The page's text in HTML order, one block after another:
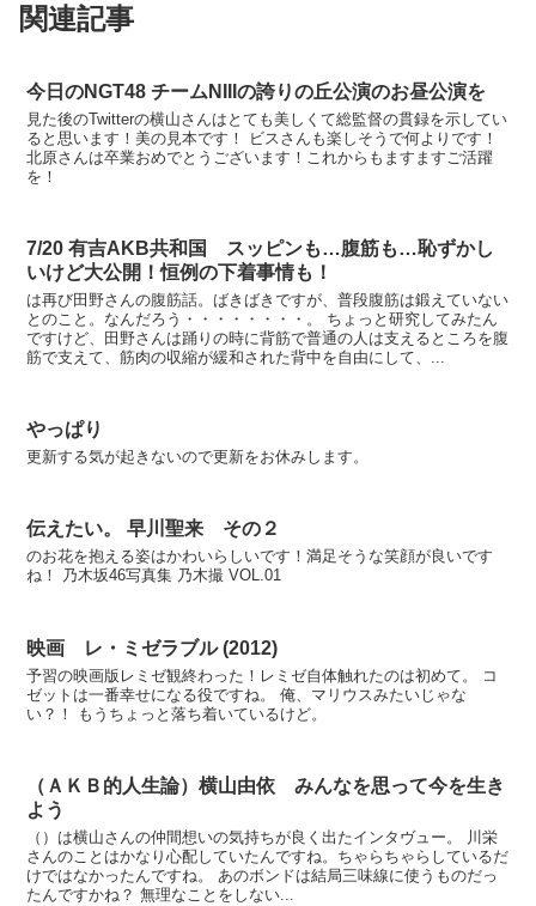
関連記事
今日のNGT48 チームNIIIの誇りの丘公演のお昼公演を
見た後のTwitterの横山さんはとても美しくて総監督の貫録を示してい
ると思います！美の見本です！ ビスさんも楽しそうで何よりです！
北原さんは卒業おめでとうございます！これからもますますご活躍
を！
7/20 有吉AKB共和国 スッピンも…腹筋も…恥ずかし
いけど大公開！恒例の下着事情も！
は再び田野さんの腹筋話。ばきばきですが、普段腹筋は鍛えていない
とのこと。なんだろう・・・・・・・・。 ちょっと研究してみたん
ですけど、田野さんは踊りの時に背筋で普通の人は支えるところを腹
筋で支えて、筋肉の収縮が緩和された背中を自由にして、...
やっぱり
更新する気が起きないので更新をお休みします。
伝えたい。 早川聖来 その２
のお花を抱える姿はかわいらしいです！満足そうな笑顔が良いです
ね！ 乃木坂46写真集 乃木撮 VOL.01
映画 レ・ミゼラブル (2012)
予習の映画版レミゼ観終わった！レミゼ自体触れたのは初めて。 コ
ゼットは一番幸せになる役ですね。 俺、マリウスみたいじゃな
い？！ もうちょっと落ち着いているけど。
（ＡＫＢ的人生論）横山由依 みんなを思って今を生き
よう
（）は横山さんの仲間想いの気持ちが良く出たインタヴュー。 川栄
さんのことはかなり心配していたんですね。ちゃらちゃらしているだ
けではなかったんですね。 あのボンドは結局三味線に使うものだっ
たんですかね？ 無理なことをしない...